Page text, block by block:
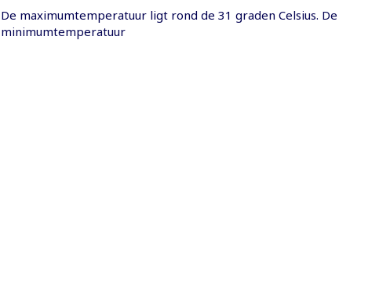
De maximumtemperatuur ligt rond de 31 graden Celsius. De
minimumtemperatuur